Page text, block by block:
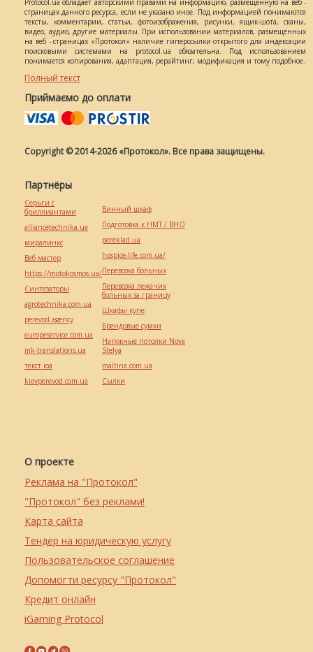
Protocol.ua обладает авторскими правами на информацию, размещенную на веб -
страницах данного ресурса, если не указано иное. Под информацией понимаются
тексты, комментарии, статьи, фотоизображения, рисунки, ящик-шота, сканы,
видео, аудио, другие материалы. При использовании материалов, размещенных
на веб - страницах «Протокол» наличие гиперссылки открытого для индексации
поисковыми системами на protocol.ua обязательна. Под использованием
понимается копирования, адаптация, рерайтинг, модификация и тому подобное.
Полный текст
Приймаємо до оплати
Copyright © 2014-2026 «Протокол». Все права защищены.
О проекте
Реклама на "Протокол"
"Протокол" без реклами!
Карта сайта
Тендер на юридическую услугу
Пользовательское соглашение
Допомогти ресурсу "Протокол"
Кредит онлайн
iGaming Protocol
Партнёры
Серьги с
бриллиантами
alliancetechnika.ua
миралинкс
Веб мастер
https://motokosmos.ua/
Синтезаторы
agrotechnika.com.ua
perevod.agency
europeservice.com.ua
mk-translations.ua
текст юа
kievperevod.com.ua
Винный шкаф
Подготовка к НМТ / ВНО
pereklad.ua
hospice-life.com.ua/
Перевозка больных
Перевозка лежачих
больных за границу
Шкафы купе
Брендовые сумки
Натяжные потолки Nova
Stelya
maltina.com.ua
Cылки